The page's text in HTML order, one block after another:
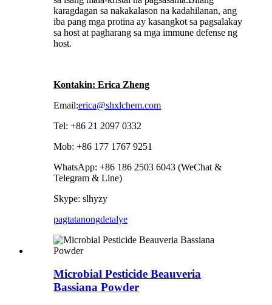
karagdagan sa nakakalason na kadahilanan, ang
iba pang mga protina ay kasangkot sa pagsalakay
sa host at pagharang sa mga immune defense ng
host.
Kontakin: Erica Zheng
Email:erica@shxlchem.com
Tel: +86 21 2097 0332
Mob: +86 177 1767 9251
WhatsApp: +86 186 2503 6043 (WeChat &
Telegram & Line)
Skype: slhyzy
pagtatanongdetalye
Microbial Pesticide Beauveria
Bassiana Powder